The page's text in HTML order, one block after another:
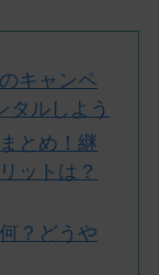
キャンペ
タルしよう
とめ！継
ットは？
？どうや